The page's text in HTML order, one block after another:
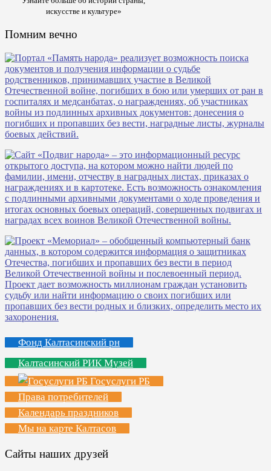
искусстве и культуре»
Помним вечно
Фонд Калтасинский рн
Калтасинский РИК Музей
Госуслуги РБ
Права потребителей
Календарь праздников
Мы на карте Калтасов
Сайты наших друзей